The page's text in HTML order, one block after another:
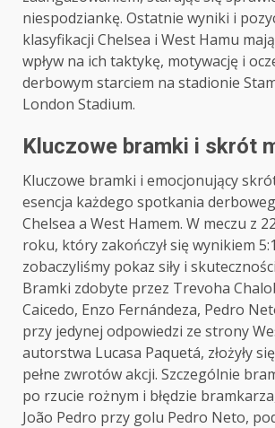
niespodziankę. Ostatnie wyniki i
klasyfikacji Chelsea i West Hamu
wpływ na ich taktykę, motywację i
derbowym starciem na stadionie
London Stadium.
Kluczowe bramki i skrót
Kluczowe bramki i emocjonujący
esencja każdego spotkania
Chelsea a West Hamem. W meczu z
roku, który zakończył się wynikiem
zobaczyliśmy pokaz siły i
Bramki zdobyte przez Trevoha
Caicedo, Enzo Fernándeza, Pedro
przy jedynej odpowiedzi ze strony
autorstwa Lucasa Paquetá, złożyły
pełne zwrotów akcji. Szczególnie
po rzucie rożnym i błędzie
João Pedro przy golu Pedro Neto,